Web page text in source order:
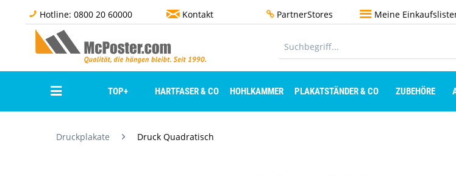
Hotline: 0800 20 60000 Kontakt PartnerStores Meine
TOP+ HARTFASER & CO HOHLKAMMER PLAKATSTÄNDER & CO ZUBEHÖRE
Druckplakate Druck Quadratisch